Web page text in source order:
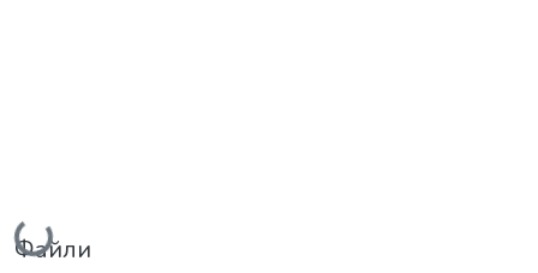
Вантажиться...
Файли